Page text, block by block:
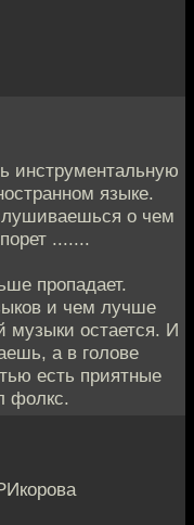
инструментальную
языке.
о чем
.......
пропадает.
и чем лучше
остается. И
а в голове
есть приятные
фолкс.